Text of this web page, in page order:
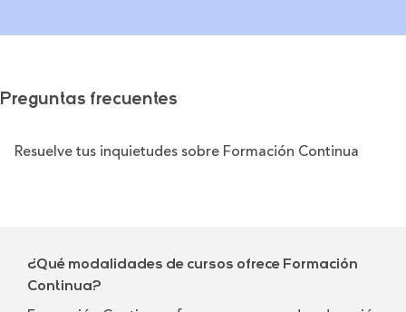
Preguntas frecuentes
Resuelve tus inquietudes sobre Formación Continua
¿Qué modalidades de cursos ofrece Formación
Continua?